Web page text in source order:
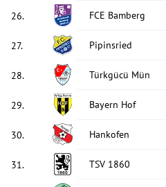
26. FCE Bamberg
27. Pipinsried
28. Türkgücü Mün
29. Bayern Hof
30. Hankofen
31. TSV 1860